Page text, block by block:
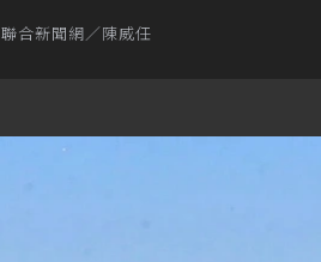
聯合新聞網／陳威任